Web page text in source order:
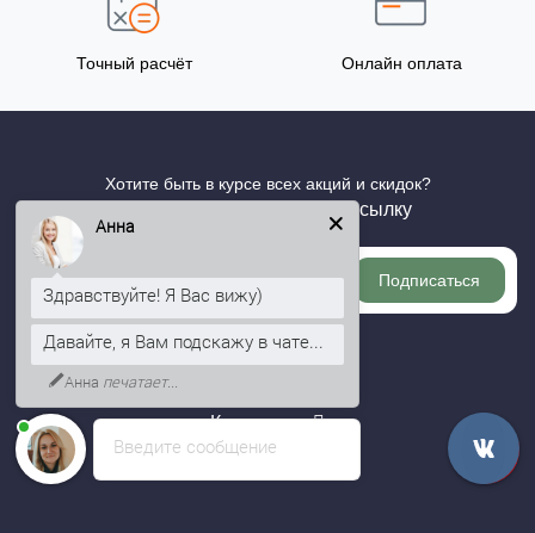
Точный расчёт Онлайн оплата
Хотите быть в курсе всех акций и скидок?
Подпишитесь на нашу рассылку
Подписаться
Категории
Введите сообщение
Анна
Здравствуйте! Я Вас вижу)
Давайте, я Вам подскажу в чате...
Анна печатает...